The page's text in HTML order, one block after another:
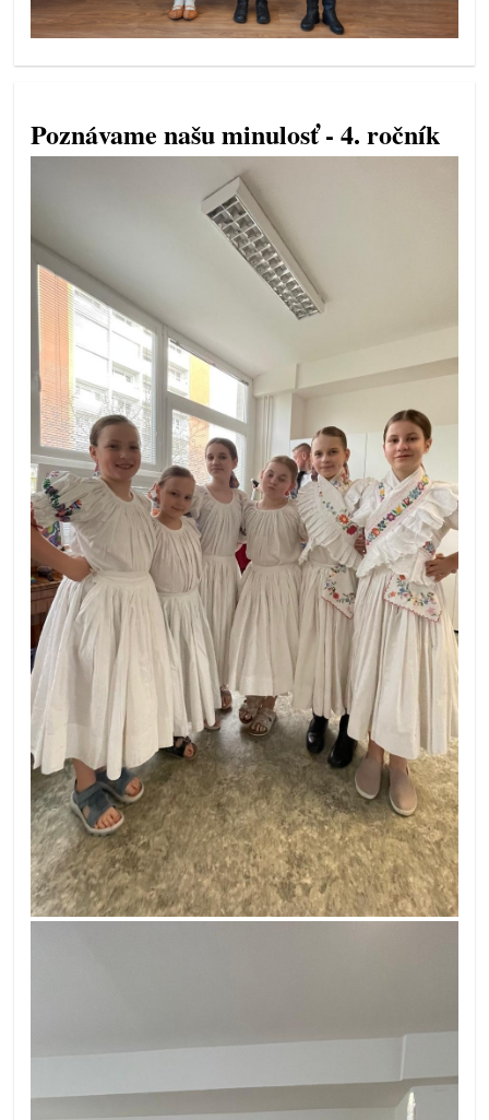
Poznávame našu minulosť - 4. ročník